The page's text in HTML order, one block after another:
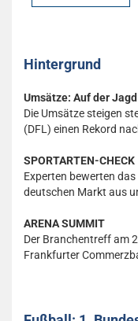
Hintergrund
Umsätze: Auf der
Die Umsätze steigen
(DFL) einen Rekord
SPORTARTEN-CHECK
Experten bewerten
deutschen Markt aus
ARENA SUMMIT
Der Branchentreff am
Frankfurter